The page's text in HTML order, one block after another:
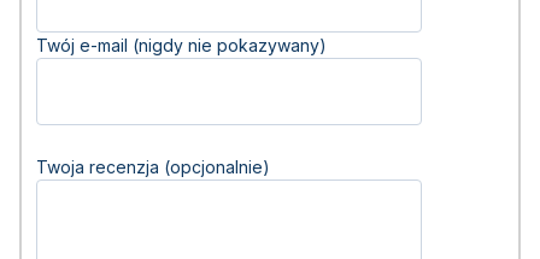
Twój e-mail (nigdy nie pokazywany)
Twoja recenzja (opcjonalnie)